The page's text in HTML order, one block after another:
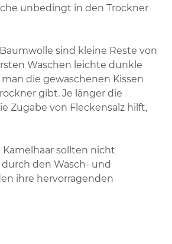
unbedingt in den Trockner
sind kleine Reste von
Waschen leichte dunkle
die gewaschenen Kissen
gibt. Je länger die
Zugabe von Fleckensalz hilft,
sollten nicht
den Wasch- und
ihre hervorragenden